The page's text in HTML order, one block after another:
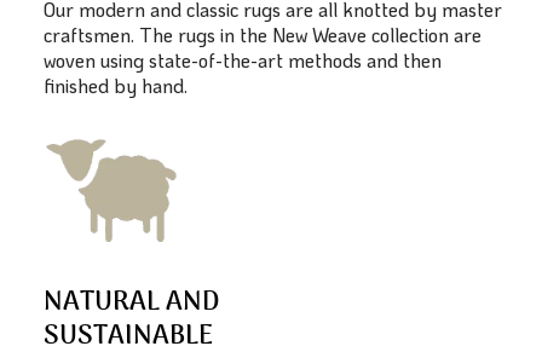
Our modern and classic rugs are all knotted by master
craftsmen. The rugs in the New Weave collection are
woven using state-of-the-art methods and then
finished by hand.
NATURAL AND
SUSTAINABLE